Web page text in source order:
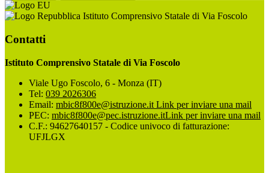
Istituto Comprensivo Statale di Via Foscolo
Contatti
Istituto Comprensivo Statale di Via Foscolo
Viale Ugo Foscolo, 6 - Monza (IT)
Tel: 039 2026306
Email: mbic8f800e@istruzione.it Link per inviare una mail
PEC: mbic8f800e@pec.istruzione.itLink per inviare una mail
C.F.: 94627640157 - Codice univoco di fatturazione:
UFJLGX